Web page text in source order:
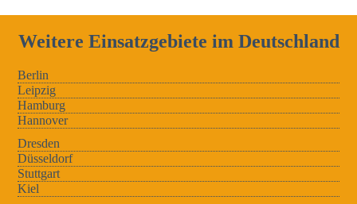
Weitere Einsatzgebiete im Deutschland
Berlin
Leipzig
Hamburg
Hannover
Dresden
Düsseldorf
Stuttgart
Kiel